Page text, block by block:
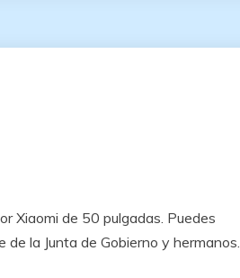
Xiaomi de 50 pulgadas. Puedes
la Junta de Gobierno y hermanos.